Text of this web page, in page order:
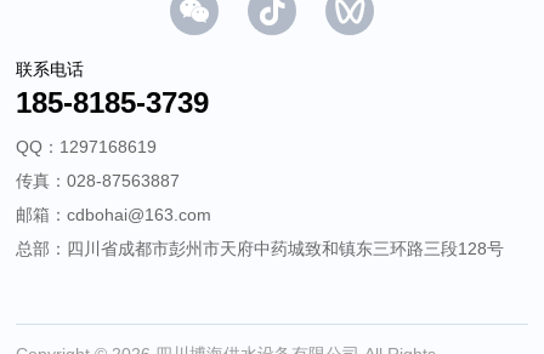
联系电话
185-8185-3739
QQ：1297168619
传真：028-87563887
邮箱：cdbohai@163.com
总部：四川省成都市彭州市天府中药城致和镇东三环路三段128号